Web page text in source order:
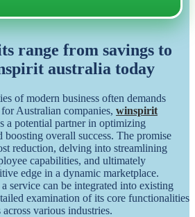
range from savings to
australia today
of modern business often demands
Australian companies, winspirit
a potential partner in optimizing
overall success. The promise
reduction, delving into streamlining
capabilities, and ultimately
edge in a dynamic marketplace.
service can be integrated into existing
examination of its core functionalities
various industries.